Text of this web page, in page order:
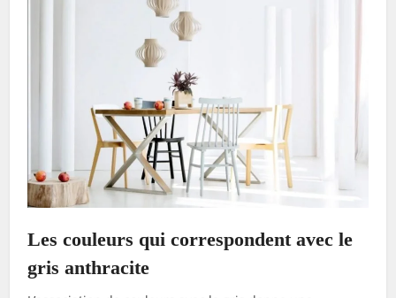
Les couleurs qui correspondent avec le
gris anthracite